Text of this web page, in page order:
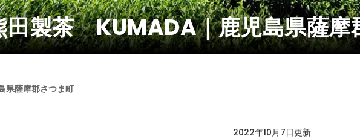
田製茶 KUMADA｜鹿児島県薩摩
薩摩郡さつま町
2022年10月7日更新